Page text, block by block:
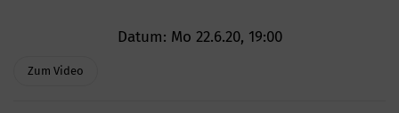
Datum: Mo 22.6.20, 19:00
Zum Video